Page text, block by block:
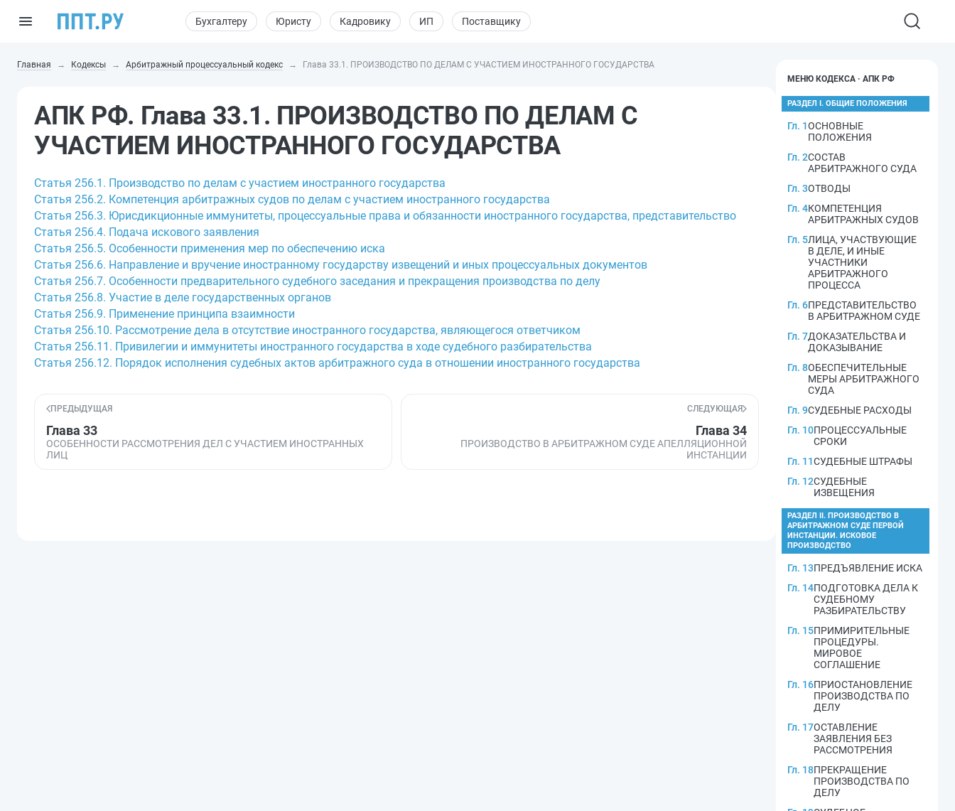
Бухгалтеру Юристу Кадровику ИП Поставщику
Главная Кодексы Арбитражный процессуальный кодекс Глава 33.1. ПРОИЗВОДСТВО ПО ДЕЛАМ С УЧАСТИЕМ ИНОСТРАННОГО ГОСУДАРСТВА
АПК РФ. Глава 33.1. ПРОИЗВОДСТВО ПО ДЕЛАМ С
УЧАСТИЕМ ИНОСТРАННОГО ГОСУДАРСТВА
Статья 256.1. Производство по делам с участием иностранного государства
Статья 256.2. Компетенция арбитражных судов по делам с участием иностранного государства
Статья 256.3. Юрисдикционные иммунитеты, процессуальные права и обязанности иностранного государства, представительство
Статья 256.4. Подача искового заявления
Статья 256.5. Особенности применения мер по обеспечению иска
Статья 256.6. Направление и вручение иностранному государству извещений и иных процессуальных документов
Статья 256.7. Особенности предварительного судебного заседания и прекращения производства по делу
Статья 256.8. Участие в деле государственных органов
Статья 256.9. Применение принципа взаимности
Статья 256.10. Рассмотрение дела в отсутствие иностранного государства, являющегося ответчиком
Статья 256.11. Привилегии и иммунитеты иностранного государства в ходе судебного разбирательства
Статья 256.12. Порядок исполнения судебных актов арбитражного суда в отношении иностранного государства
ПРЕДЫДУЩАЯ
Глава 33
ОСОБЕННОСТИ РАССМОТРЕНИЯ ДЕЛ С УЧАСТИЕМ ИНОСТРАННЫХ
ЛИЦ
СЛЕДУЮЩАЯ
Глава 34
ПРОИЗВОДСТВО В АРБИТРАЖНОМ СУДЕ АПЕЛЛЯЦИОННОЙ
ИНСТАНЦИИ
МЕНЮ КОДЕКСА · АПК РФ
РАЗДЕЛ I. ОБЩИЕ ПОЛОЖЕНИЯ
Гл. 1ОСНОВНЫЕ
ПОЛОЖЕНИЯ
Гл. 2СОСТАВ
АРБИТРАЖНОГО СУДА
Гл. 3ОТВОДЫ
Гл. 4КОМПЕТЕНЦИЯ
АРБИТРАЖНЫХ СУДОВ
Гл. 5ЛИЦА, УЧАСТВУЮЩИЕ
В ДЕЛЕ, И ИНЫЕ
УЧАСТНИКИ
АРБИТРАЖНОГО
ПРОЦЕССА
Гл. 6ПРЕДСТАВИТЕЛЬСТВО
В АРБИТРАЖНОМ СУДЕ
Гл. 7ДОКАЗАТЕЛЬСТВА И
ДОКАЗЫВАНИЕ
Гл. 8ОБЕСПЕЧИТЕЛЬНЫЕ
МЕРЫ АРБИТРАЖНОГО
СУДА
Гл. 9СУДЕБНЫЕ РАСХОДЫ
Гл. 10ПРОЦЕССУАЛЬНЫЕ
СРОКИ
Гл. 11СУДЕБНЫЕ ШТРАФЫ
Гл. 12СУДЕБНЫЕ
ИЗВЕЩЕНИЯ
РАЗДЕЛ II. ПРОИЗВОДСТВО В
АРБИТРАЖНОМ СУДЕ ПЕРВОЙ
ИНСТАНЦИИ. ИСКОВОЕ
ПРОИЗВОДСТВО
Гл. 13ПРЕДЪЯВЛЕНИЕ ИСКА
Гл. 14ПОДГОТОВКА ДЕЛА К
СУДЕБНОМУ
РАЗБИРАТЕЛЬСТВУ
Гл. 15ПРИМИРИТЕЛЬНЫЕ
ПРОЦЕДУРЫ.
МИРОВОЕ
СОГЛАШЕНИЕ
Гл. 16ПРИОСТАНОВЛЕНИЕ
ПРОИЗВОДСТВА ПО
ДЕЛУ
Гл. 17ОСТАВЛЕНИЕ
ЗАЯВЛЕНИЯ БЕЗ
РАССМОТРЕНИЯ
Гл. 18ПРЕКРАЩЕНИЕ
ПРОИЗВОДСТВА ПО
ДЕЛУ